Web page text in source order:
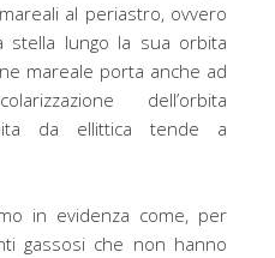
al periastro, ovvero
stella lungo la sua orbita
mareale porta anche ad
dell’orbita
da ellittica tende a
in evidenza come, per
gassosi che non hanno